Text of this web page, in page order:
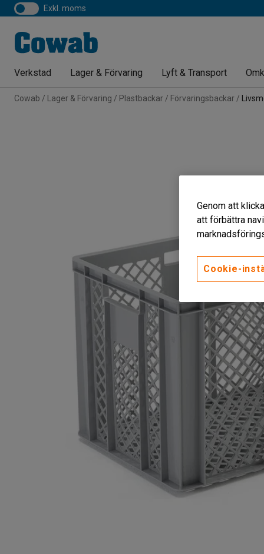
exkl. moms
Verkstad Lager & Förvaring Lyft & Transport
Cowab Lager & Förvaring Plastbackar Förvaringsbackar
Genom att
att förbättra
Cookie-